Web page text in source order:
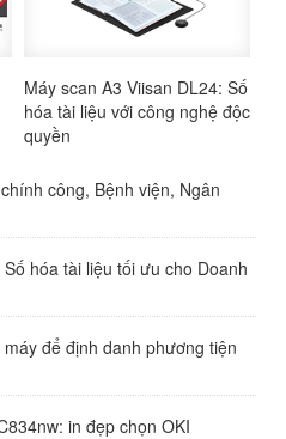
Máy scan A3 Viisan DL24: Số
hóa tài liệu với công nghệ độc
quyền
công, Bệnh viện, Ngân
hóa tài liệu tối ưu cho Doanh
để định danh phương tiện
in đẹp chọn OKI